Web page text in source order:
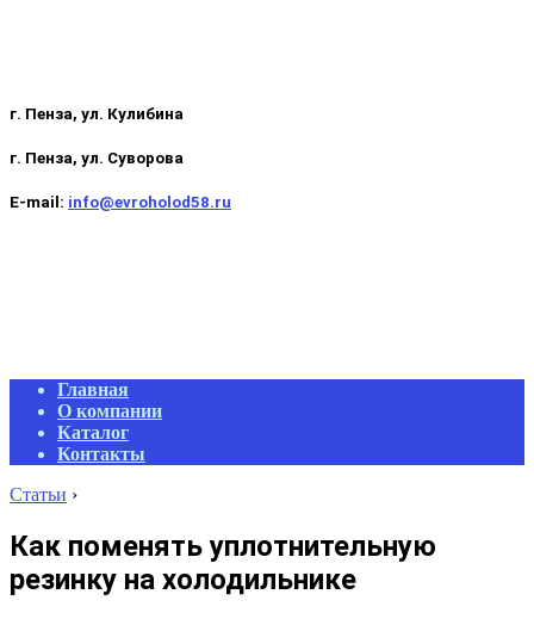
г. Пенза, ул. Кулибина
г. Пенза, ул. Суворова
E-mail: info@evroholod58.ru
Primary
Navigation
Menu
Главная
О компании
Каталог
Контакты
Статьи ›
Как поменять уплотнительную
резинку на холодильнике